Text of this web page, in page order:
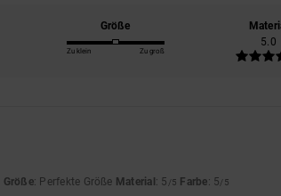
Größe
Zu klein Zu groß
5.0
Größe: Perfekte Größe Material : 5 /5 Farbe: 5/5